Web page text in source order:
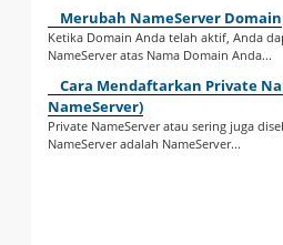
Merubah NameServer Domain
Ketika Domain Anda telah aktif, Anda
NameServer atas Nama Domain Anda...
Cara Mendaftarkan Private
NameServer)
Private NameServer atau sering juga
NameServer adalah NameServer...